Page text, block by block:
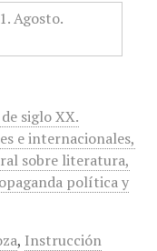
siglo XX.
e internacionales,
sobre literatura,
política y
, Instrucción